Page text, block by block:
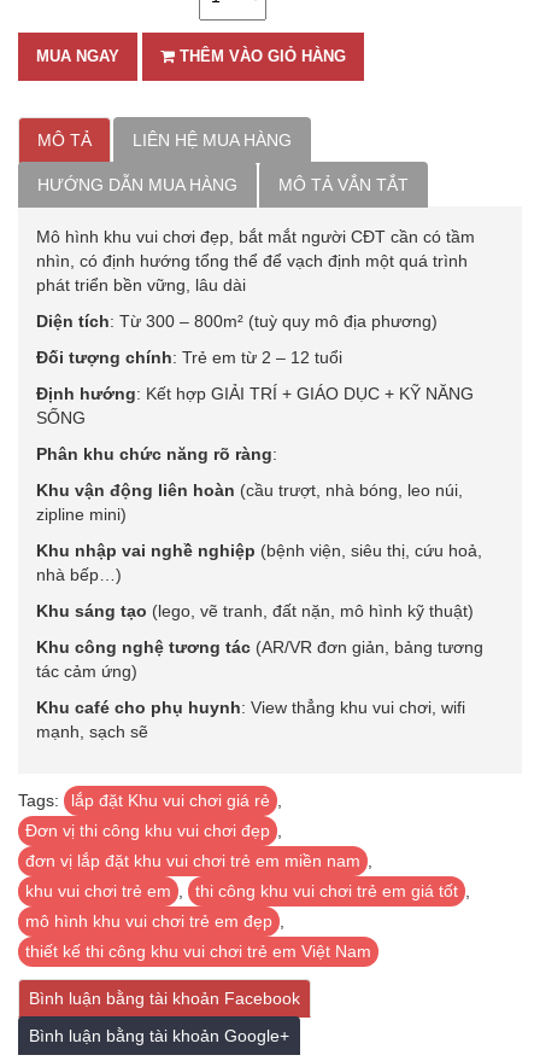
MUA NGAY THÊM VÀO GIỎ HÀNG
MÔ TẢ LIÊN HỆ MUA HÀNG
HƯỚNG DẪN MUA HÀNG MÔ TẢ VẮN TẮT
Mô hình khu vui chơi đẹp, bắt mắt người CĐT cần có tầm
nhìn, có định hướng tổng thể để vạch định một quá trình
phát triển bền vững, lâu dài
Diện tích: Từ 300 – 800m² (tuỳ quy mô địa phương)
Đối tượng chính: Trẻ em từ 2 – 12 tuổi
Định hướng: Kết hợp GIẢI TRÍ + GIÁO DỤC + KỸ NĂNG
SỐNG
Phân khu chức năng rõ ràng:
Khu vận động liên hoàn (cầu trượt, nhà bóng, leo núi,
zipline mini)
Khu nhập vai nghề nghiệp (bệnh viện, siêu thị, cứu hoả,
nhà bếp…)
Khu sáng tạo (lego, vẽ tranh, đất nặn, mô hình kỹ thuật)
Khu công nghệ tương tác (AR/VR đơn giản, bảng tương
tác cảm ứng)
Khu café cho phụ huynh: View thẳng khu vui chơi, wifi
mạnh, sạch sẽ
Tags: lắp đặt Khu vui chơi giá rẻ ,
Đơn vị thi công khu vui chơi đẹp ,
đơn vị lắp đặt khu vui chơi trẻ em miền nam ,
khu vui chơi trẻ em , thi công khu vui chơi trẻ em giá tốt ,
mô hình khu vui chơi trẻ em đẹp ,
thiết kế thi công khu vui chơi trẻ em Việt Nam
Bình luận bằng tài khoản Facebook
Bình luận bằng tài khoản Google+